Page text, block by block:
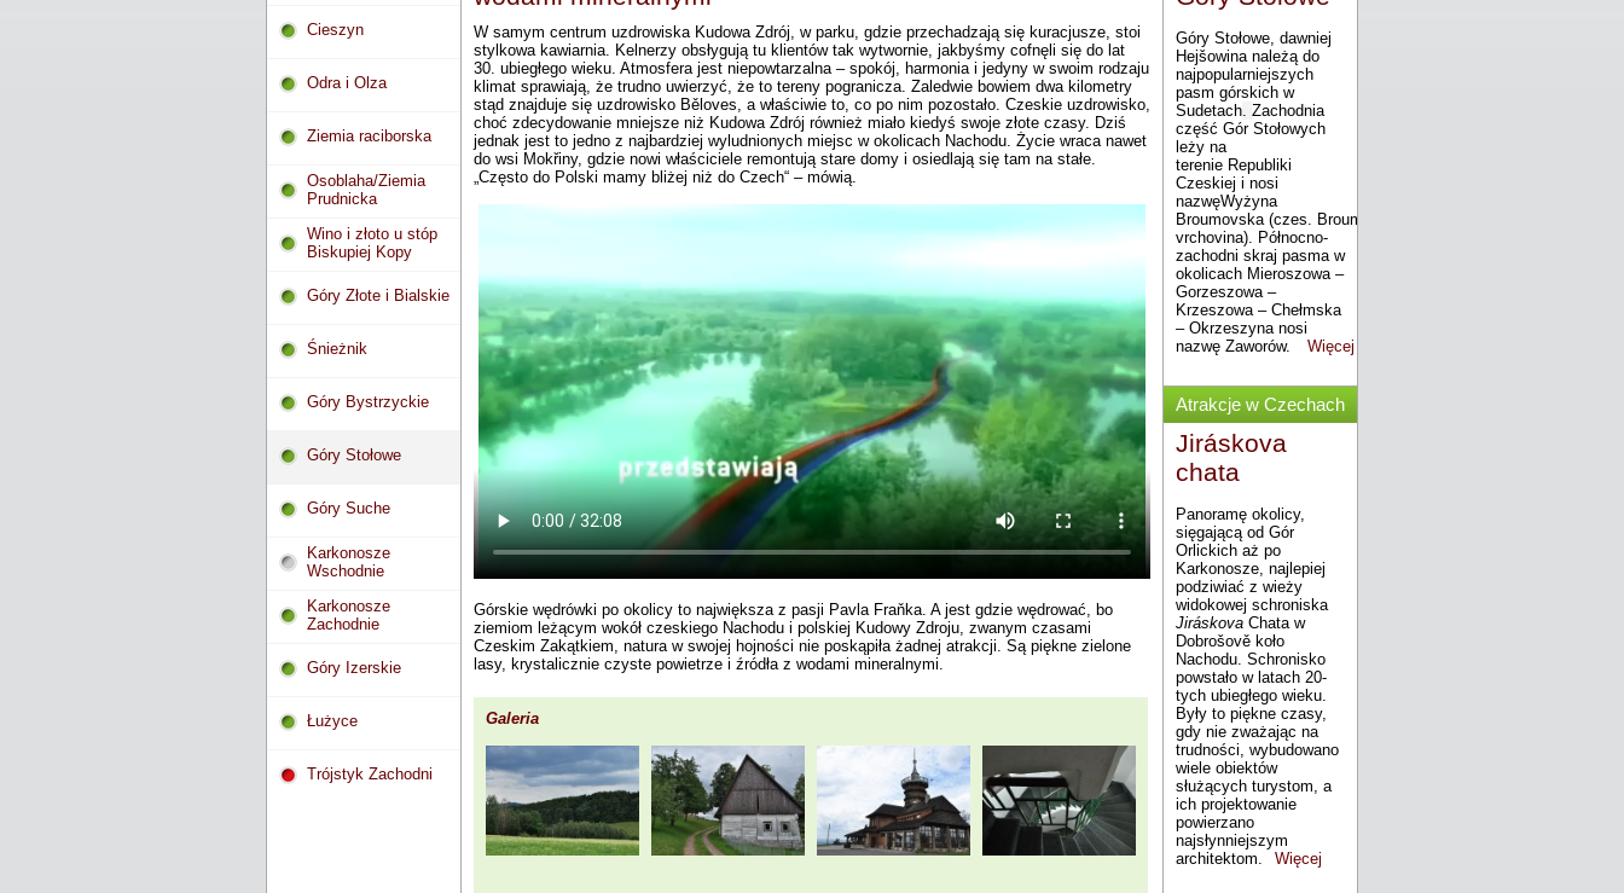
Cieszyn
Odra i Olza
Ziemia raciborska
Osoblaha/Ziemia
Prudnicka
Wino i złoto u stóp
Biskupiej Kopy
Góry Złote i Bialskie
Śnieżnik
Góry Bystrzyckie
Góry Stołowe
Góry Suche
Karkonosze
Wschodnie
Karkonosze
Zachodnie
Góry Izerskie
Łużyce
Trójstyk Zachodni
W samym centrum uzdrowiska Kudowa Zdrój, w parku, gdzie przechadzają się kuracjusze, stoi
stylkowa kawiarnia. Kelnerzy obsłygują tu klientów tak wytwornie, jakbyśmy cofnęli się do lat
30. ubiegłego wieku. Atmosfera jest niepowtarzalna – spokój, harmonia i jedyny w swoim rodzaju
klimat sprawiają, że trudno uwierzyć, że to tereny pogranicza. Zaledwie bowiem dwa kilometry
stąd znajduje się uzdrowisko Běloves, a właściwie to, co po nim pozostało. Czeskie uzdrowisko,
choć zdecydowanie mniejsze niż Kudowa Zdrój również miało kiedyś swoje złote czasy. Dziś
jednak jest to jedno z najbardziej wyludnionych miejsc w okolicach Nachodu. Życie wraca nawet
do wsi Mokřiny, gdzie nowi właściciele remontują stare domy i osiedlają się tam na stałe.
„Często do Polski mamy bliżej niż do Czech“ – mówią.
Górskie wędrówki po okolicy to największa z pasji Pavla Fraňka. A jest gdzie wędrować, bo
ziemiom leżącym wokół czeskiego Nachodu i polskiej Kudowy Zdroju, zwanym czasami
Czeskim Zakątkiem, natura w swojej hojności nie poskąpiła żadnej atrakcji. Są piękne zielone
lasy, krystalicznie czyste powietrze i źródła z wodami mineralnymi.
Galeria
Góry Stołowe, dawniej
Hejšowina należą do
najpopularniejszych
pasm górskich w
Sudetach. Zachodnia
część Gór Stołowych
leży na
terenie Republiki
Czeskiej i nosi
nazwęWyżyna
Broumovska(czes. Broumovská
vrchovina). Północno-
zachodni skraj pasma w
okolicach Mieroszowa –
Gorzeszowa –
Krzeszowa – Chełmska
– Okrzeszyna nosi
nazwę Zaworów. Więcej
Atrakcje w Czechach
Jiráskova
chata
Panoramę okolicy,
sięgającą od Gór
Orlickich aż po
Karkonosze, najlepiej
podziwiać z wieży
widokowej schroniska
Jiráskova Chata w
Dobrošově koło
Nachodu. Schronisko
powstało w latach 20-
tych ubiegłego wieku.
Były to piękne czasy,
gdy nie zważając na
trudności, wybudowano
wiele obiektów
służących turystom, a
ich projektowanie
powierzano
najsłynniejszym
architektom.
Więcej